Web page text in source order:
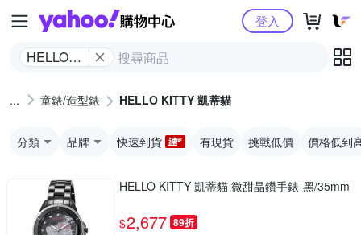
Yahoo購物中心
HELLO
蒂貓
登入
童錶/造型錶 HELLO KITTY 凱蒂貓
分類 品牌 快速到貨 有現貨 挑戰低價 價格低到
HELLO KITTY 凱蒂貓 微甜晶鑽手錶-黑/35mm
$2,677 89折